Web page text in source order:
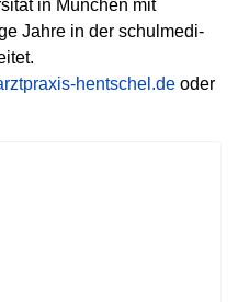
in München mit
Jahre in der schulmedi­
hentschel.de oder